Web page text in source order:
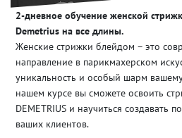
2-дневное обучение женской
Demetrius на все длины.
Женские стрижки блейдом – это
направление в парикмахерском
уникальность и особый шарм
нашем курсе вы сможете освоить
DEMETRIUS и научиться создавать
ваших клиентов.